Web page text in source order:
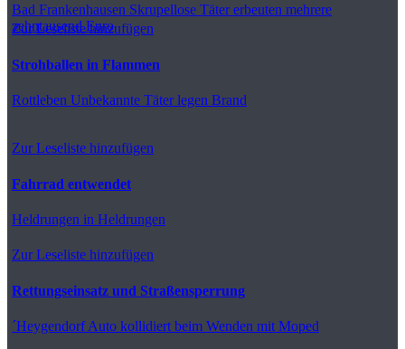
Bad Frankenhausen Skrupellose Täter erbeuten mehrere
zehntausend Euro
Zur Leseliste hinzufügen
Strohballen in Flammen
Rottleben Unbekannte Täter legen Brand
Zur Leseliste hinzufügen
Fahrrad entwendet
Heldrungen in Heldrungen
Zur Leseliste hinzufügen
Rettungseinsatz und Straßensperrung
´HeygendorfAuto kollidiert beim Wenden mit Moped